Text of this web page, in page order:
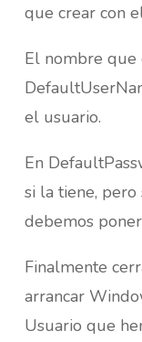
que crear con
El nombre que
el usuario.
En
si la tiene, pero
debemos
Finalmente
arrancar
Usuario que